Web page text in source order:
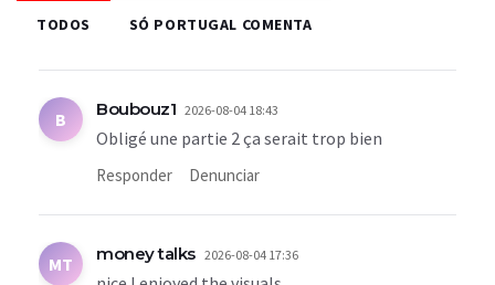
TODOS SÓ PORTUGAL COMENTA
B Boubouz1 2026-08-04 18:43
Obligé une partie 2 ça serait trop bien
Responder Denunciar
MT money talks 2026-08-04 17:36